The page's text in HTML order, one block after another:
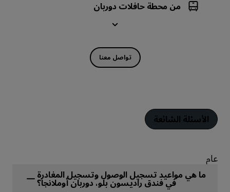
من محطة حافلات دوربان
تواصل معنا
الأسئلة الشائعة
عام
ما هي مواعيد تسجيل الوصول وتسجيل المغادرة
في فندق راديسون بلو، دوربان أوملانجا؟